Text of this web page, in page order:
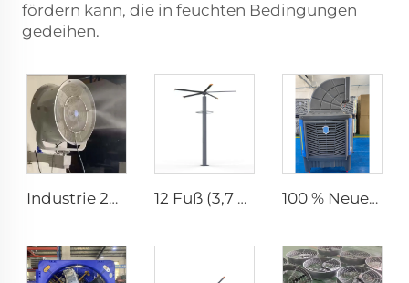
fördern kann, die in feuchten Bedingungen
gedeihen.
Industrie 201 Edelstahl Beste Wand-Nebel Ventilatorsatz Mit Wasser Niedrige Temperaturerhöhung 24 28 32 36 Zoll Wandmontage Sprühventilator 12 Fuß (3,7 m) PMSM-Motor-Riesenventilator Sprüh-HVLS-Vertikalventilator Stangennebelventilator 100 % Neues PP-Material 300 L Super Großer Wassertank Für Den Außenbereich Axialer Typ Bewegliche Verdunstungskühlung